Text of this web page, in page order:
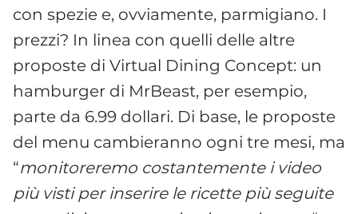
con spezie e, ovviamente, parmigiano. I
prezzi? In linea con quelli delle altre
proposte di Virtual Dining Concept: un
hamburger di MrBeast, per esempio,
parte da 6.99 dollari. Di base, le proposte
del menu cambieranno ogni tre mesi, ma
“monitoreremo costantemente i video
più visti per inserire le ricette più seguite